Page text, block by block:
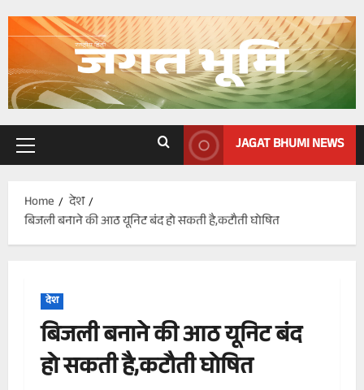
Primary
JAGAT BHUMI NEWS
Home
देश
बिजली बनाने की आठ यूनिट बंद हो सकती है,कटौती घोषित
देश
बिजली बनाने की आठ यूनिट बंद
हो सकती है,कटौती घोषित